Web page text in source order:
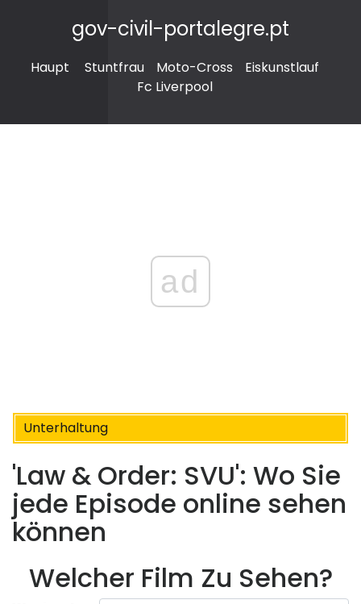
gov-civil-portalegre.pt
Haupt Stuntfrau Moto-Cross
Eiskunstlauf
Fc Liverpool
ad
Unterhaltung
'Law & Order: SVU': Wo Sie
jede Episode online sehen
können
Welcher Film Zu Sehen?